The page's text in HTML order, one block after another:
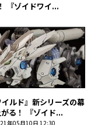
『ゾイドワイ...
イルド』新シリーズの幕
る！ 『ゾイド...
年05月10日 12:30